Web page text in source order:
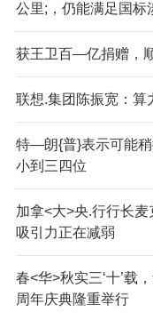
公里;，仍能满足国标
获王卫百—亿捐赠，
联想.集团陈振宽：算
特—朗{普}表示可能
小到三四位
加拿<大>央.行行长
吸引力正在减弱
春<华>秋实三‘十’
周年庆典隆重举行